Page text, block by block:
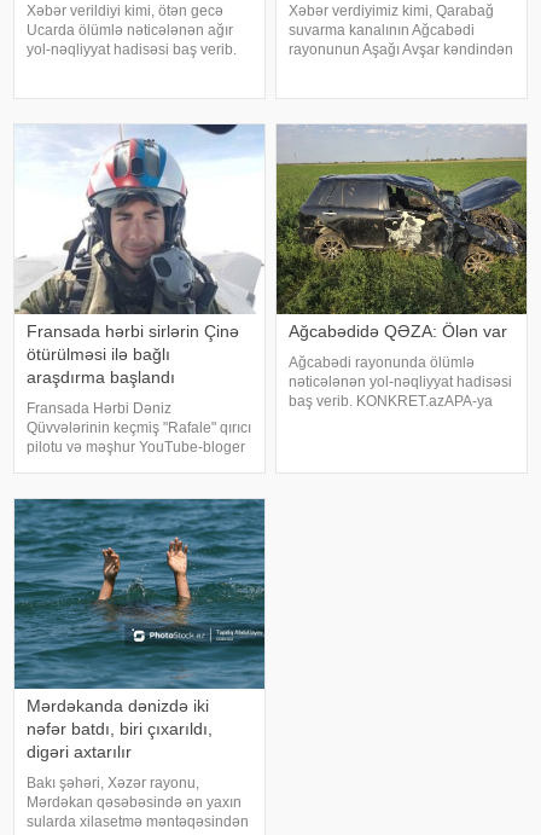
Xəbər verildiyi kimi, ötən gecə
Ucarda ölümlə nəticələnən ağır
yol-nəqliyyat hadisəsi baş verib.
qeydə alınıb. Belə ki, hərəkətdə
Xəbər verdiyimiz kimi, Qarabağ
suvarma kanalının Ağcabədi
rayonunun Aşağı Avşar kəndindən
Feyruz oğlu İbrahimovun meyit
Fransada hərbi sirlərin Çinə
ötürülməsi ilə bağlı
araşdırma başlandı
Fransada Hərbi Dəniz
Qüvvələrinin keçmiş "Rafale" qırıcı
pilotu və məşhur YouTube-bloger
Nord" nəşrinə istinadən xəbər
verir ki, buna səbə
Ağcabədidə QƏZA: Ölən var
Ağcabədi rayonunda ölümlə
nəticələnən yol-nəqliyyat hadisəsi
baş verib. KONKRET.azAPA-ya
təvəllüdlü Eldəniz Musayevin
Mərdəkanda dənizdə iki
nəfər batdı, biri çıxarıldı,
digəri axtarılır
Bakı şəhəri, Xəzər rayonu,
Mərdəkan qəsəbəsində ən yaxın
sularda xilasetmə məntəqəsindən